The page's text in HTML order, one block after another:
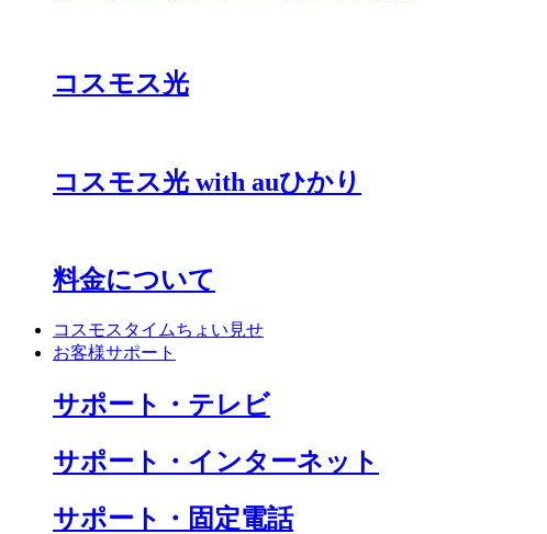
コスモス光
コスモス光 with auひかり
料金について
コスモスタイムちょい見せ
お客様サポート
サポート・テレビ
サポート・インターネット
サポート・固定電話